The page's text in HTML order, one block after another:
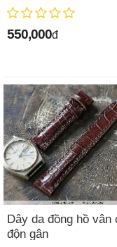
550,000đ
Dây da đồng hồ vân
độn gân